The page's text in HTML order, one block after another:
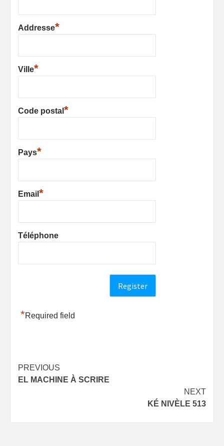
Addresse*
Ville*
Code postal *
Pays*
Email *
Téléphone
*Required field
Post
navigation
PREVIOUS
EL MACHINE À SCRIRE
NEXT
KÉ NIVÈLE 513